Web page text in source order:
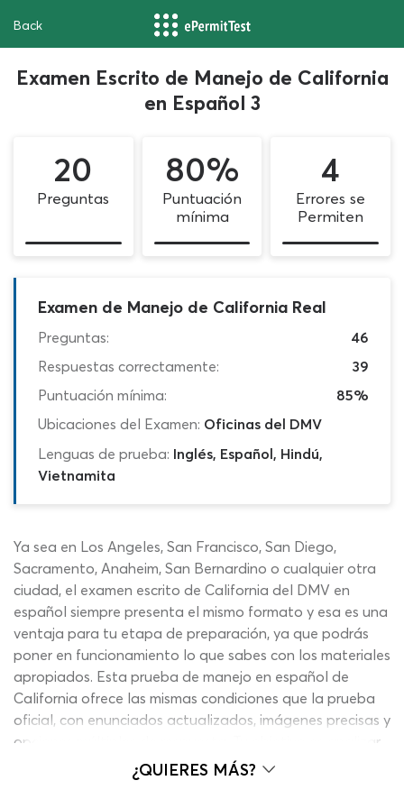
Back
Examen Escrito de Manejo de California
en Español 3
20
Preguntas
80%
Puntuación
mínima
4
Errores se
Permiten
Examen de Manejo de California Real
Preguntas:
46
Respuestas correctamente:
39
Puntuación mínima:
85%
Ubicaciones del Examen: Oficinas del DMV
Lenguas de prueba: Inglés, Español, Hindú,
Vietnamita
Ya sea en Los Angeles, San Francisco, San Diego,
Sacramento, Anaheim, San Bernardino o cualquier otra
ciudad, el examen escrito de California del DMV en
español siempre presenta el mismo formato y esa es una
ventaja para tu etapa de preparación, ya que podrás
poner en funcionamiento lo que sabes con los materiales
apropiados. Esta prueba de manejo en español de
California ofrece las mismas condiciones que la prueba
oficial, con enunciados actualizados, imágenes precisas y
opciones múltiples de respuesta. Tu objetivo es analizar
lo que se presenta en la interrogante y elegir la
respuesta correcta. El sistema te calificará a medida que
¿QUIERES MÁS?